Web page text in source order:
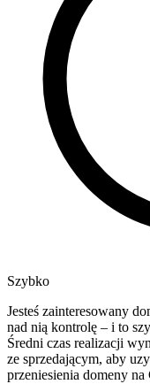
Szybko
Jesteś zainteresowany
nad nią kontrolę – i to
Średni czas realizacji
ze sprzedającym, aby
przeniesienia domeny na